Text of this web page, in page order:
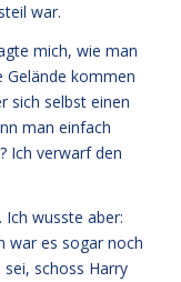
war.
mich, wie man
Gelände kommen
sich selbst einen
man einfach
Ich verwarf den
Ich wusste aber:
war es sogar noch
sei, schoss Harry